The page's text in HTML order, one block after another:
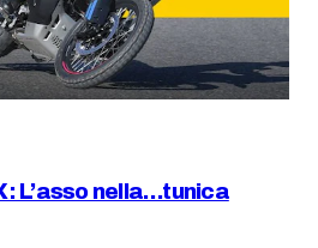
L’asso nella…tunica